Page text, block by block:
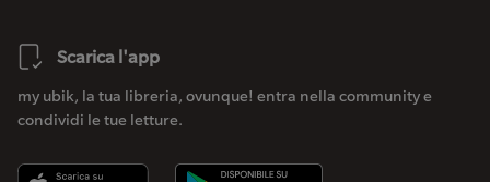
Scarica l'app
my ubik, la tua libreria, ovunque! entra nella community e
condividi le tue letture.